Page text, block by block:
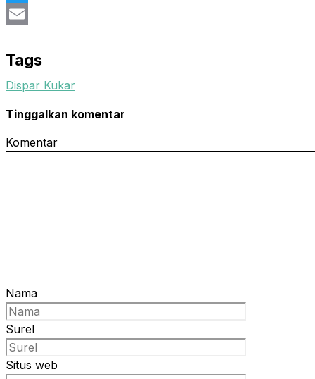
Twitter
Tags
Dispar Kukar
Tinggalkan komentar
Komentar
Nama
Surel
Situs web